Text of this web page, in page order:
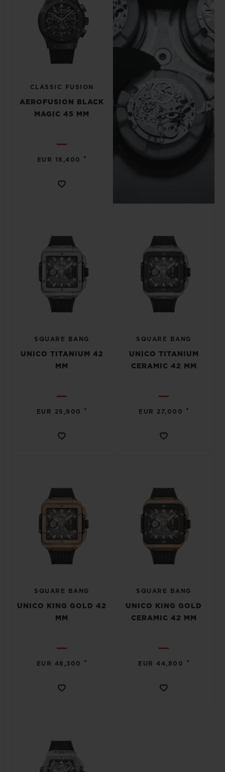
CLASSIC FUSION
AEROFUSION BLACK
MAGIC 45 MM
EUR 18,400 •
SQUARE BANG
UNICO TITANIUM 42
MM
EUR 25,900 •
SQUARE BANG
UNICO TITANIUM
CERAMIC 42 MM
EUR 27,000 •
SQUARE BANG
UNICO KING GOLD 42
MM
EUR 48,300 •
SQUARE BANG
UNICO KING GOLD
CERAMIC 42 MM
EUR 44,800 •